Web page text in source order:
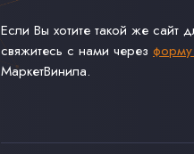
Если Вы хотите такой же сайт
свяжитесь с нами через форму
МаркетВинила.